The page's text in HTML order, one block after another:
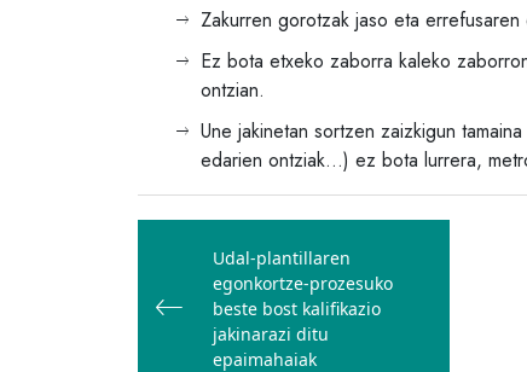
Zakurren gorotzak jaso eta errefusaren
Ez bota etxeko zaborra kaleko
ontzian.
Une jakinetan sortzen zaizkigun
edarien ontziak…) ez bota lurrera,
Bidalketetan
zehar
nabigatu
Udal-plantillaren
egonkortze-prozesuko
beste bost kalifikazio
jakinarazi ditu
epaimahaiak